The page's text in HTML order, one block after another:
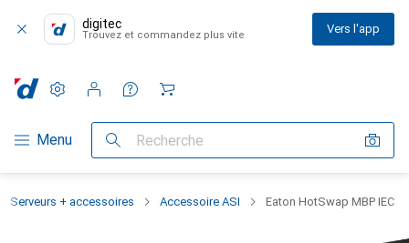
digitec
Trouvez et commandez plus vite Vers l'app
Navigation par catégorie
Menu Recherche
Paramètres
Compte client
Listes de comparaison
Listes d'envies
Panier
Serveurs + accessoires Accessoire ASI Eaton HotSwap MBP IEC